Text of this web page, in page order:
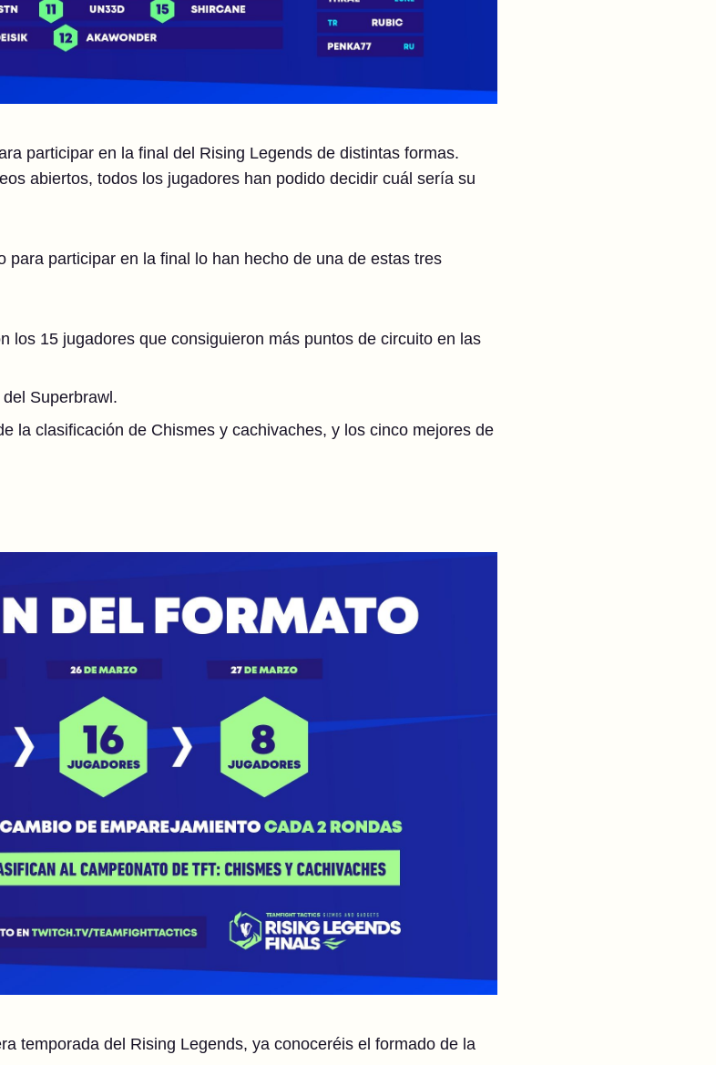
participar en la final del Rising Legends de distintas formas.
abiertos, todos los jugadores han podido decidir cuál sería su
para participar en la final lo han hecho de una de estas tres
los 15 jugadores que consiguieron más puntos de circuito en las
Superbrawl.
la clasificación de Chismes y cachivaches, y los cinco mejores de
temporada del Rising Legends, ya conoceréis el formado de la